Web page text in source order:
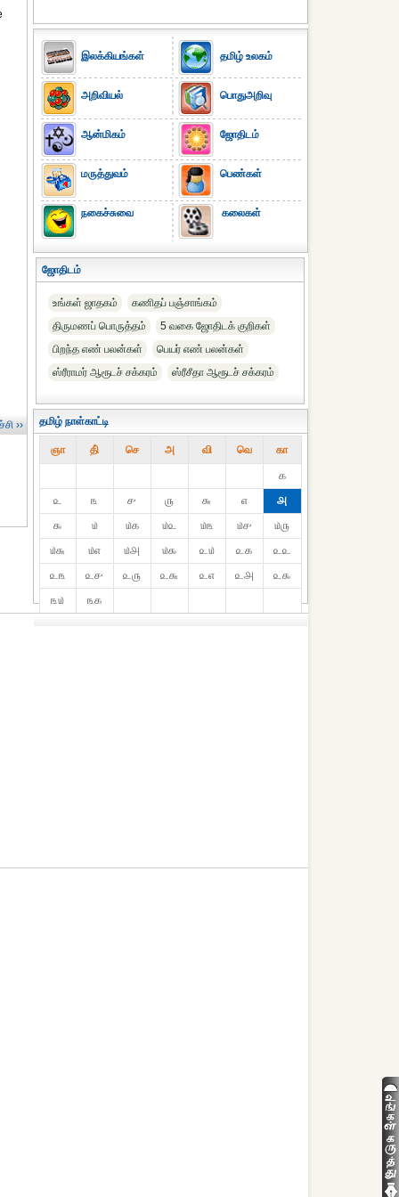
››
இலக்கியங்கள்
அறிவியல்
ஆன்மிகம்
மருத்துவம்
நகைச்சுவை
தமிழ் உலகம்
பொதுஅறிவு
ஜோதிடம்
பெண்கள்
கலைகள்
ஜோதிடம்
உங்கள் ஜாதகம்
கணிதப் பஞ்சாங்கம்
திருமணப் பொருத்தம்
5 வகை ஜோதிடக் குறிகள்
பிறந்த எண் பலன்கள்
பெயர் எண் பலன்கள்
ஸ்ரீராமர் ஆரூடச் சக்கரம்
ஸ்ரீசீதா ஆரூடச் சக்கரம்
தமிழ் நாள்காட்டி
ஞா தி் செ அ வி வெ கா
௧
௨
௩ ௪ ௫ ௬ ௭
௮
௯
௰ ௰௧ ௰௨ ௰௩ ௰௪
௰௫
௰௬
௰௭ ௰௮ ௰௯ ௨௰ ௨௧
௨௨
௨௩
௨௪ ௨௫ ௨௬ ௨௭ ௨௮
௨௯
௩௰
௩௧